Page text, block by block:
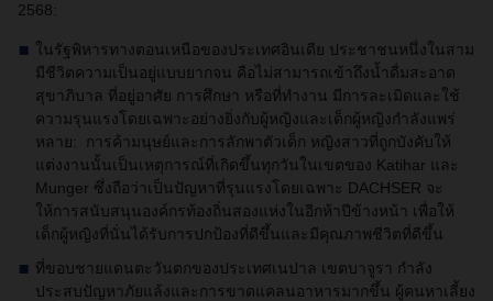
2568:
ในรัฐพิหารทางตอนเหนือของประเทศอินเดีย ประชาชนหนึ่งในสาม
มีชีวิตความเป็นอยู่แบบยากจน คือไม่สามารถเข้าถึงน้ำดื่มสะอาด
สุขาภิบาล ที่อยู่อาศัย การศึกษา หรือที่ทำงาน มีการละเมิดและใช้
ความรุนแรงโดยเฉพาะอย่างยิ่งกับผู้หญิงและเด็กผู้หญิงกำลังแพร่
หลาย: การค้ามนุษย์และการลักพาตัวเด็ก หญิงสาวที่ถูกบังคับให้
แต่งงานนั้นเป็นเหตุการณ์ที่เกิดขึ้นทุกวันในเขตของ Katihar และ
Munger ซึ่งถือว่าเป็นปัญหาที่รุนแรงโดยเฉพาะ DACHSER จะ
ให้การสนับสนุนองค์กรท้องถิ่นสองแห่งในอีกห้าปีข้างหน้า เพื่อให้
เด็กผู้หญิงที่นั่นได้รับการปกป้องที่ดีขึ้นและมีคุณภาพชีวิตที่ดีขึ้น
ที่ขอบชายแดนตะวันตกของประเทศเนปาล เขตบาจูรา กำลัง
ประสบปัญหาภัยแล้งและการขาดแคลนอาหารมากขึ้น ผู้คนหาเลี้ยง